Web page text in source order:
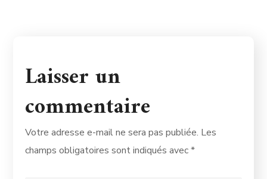
Laisser un
commentaire
Votre adresse e-mail ne sera pas publiée. Les
champs obligatoires sont indiqués avec*